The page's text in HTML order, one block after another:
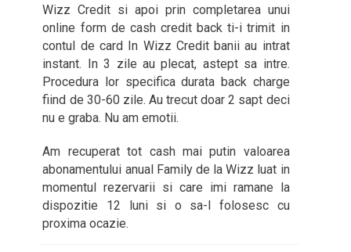
Wizz Credit si apoi prin completarea unui
online form de cash credit back ti-i trimit in
contul de card In Wizz Credit banii au intrat
instant. In 3 zile au plecat, astept sa intre.
Procedura lor specifica durata back charge
fiind de 30-60 zile. Au trecut doar 2 sapt deci
nu e graba. Nu am emotii.
Am recuperat tot cash mai putin valoarea
abonamentului anual Family de la Wizz luat in
momentul rezervarii si care imi ramane la
dispozitie 12 luni si o sa-l folosesc cu
proxima ocazie.